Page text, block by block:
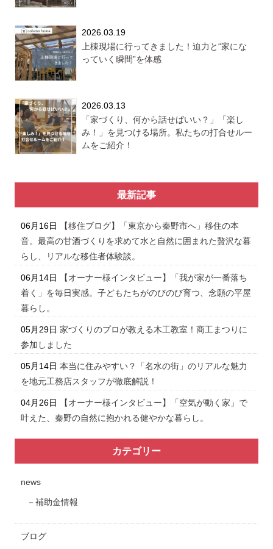
2026.03.19
上棟現場に行ってきました！迫力と“家にな
っていく瞬間”を体感
2026.03.13
「家づくり、何から話せばいい？」「楽し
み！」を見つける場所。私たちの打合せルー
ムをご紹介！
最新記事
06月16日
【移住ブログ】「東京から秦野市へ」移住の本
音。最高の甘酒づくりを求めて水と自然に囲まれた贅沢な暮
らし、リアルな移住者体験談。
06月14日
【オーナー様インタビュー】「我が家が一番落ち
着く」を毎日実感。子どもたちがのびのび育つ、念願の平屋
暮らし。
05月29日 家づくりのプロが教える木工教室！商工まつりに
参加しました
05月14日 本当に住みやすい？「名水の街」のリアルな魅力
を地元工務店スタッフが徹底解説！
04月26日
【オーナー様インタビュー】「空気が動く家」で
叶えた、秦野の自然に抱かれる健やかな暮らし。
カテゴリー
news
補助金情報
ブログ